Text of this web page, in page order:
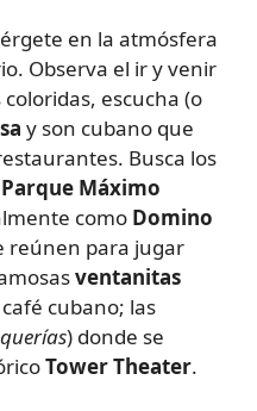
en la atmósfera
Observa el ir y venir
escucha (o
y son cubano que
Busca los
Parque Máximo
como Domino
reúnen para jugar
ventanitas
cubano; las
) donde se
Tower Theater.